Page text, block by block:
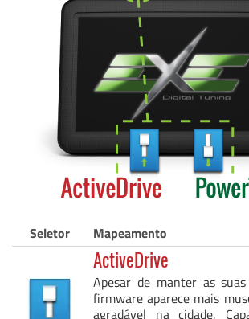
Seletor Mapeamento
ActiveDrive
Apesar de manter as
firmware aparece mais
agradável na cidade,